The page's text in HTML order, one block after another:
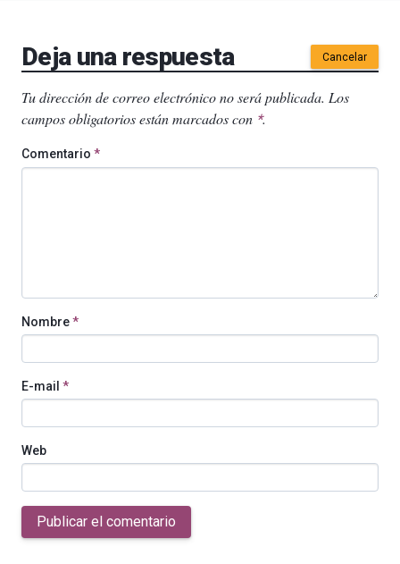
Deja una respuesta Cancelar
Tu dirección de correo electrónico no será publicada. Los
campos obligatorios están marcados con *.
Comentario *
Nombre*
E-mail *
Web
Publicar el comentario